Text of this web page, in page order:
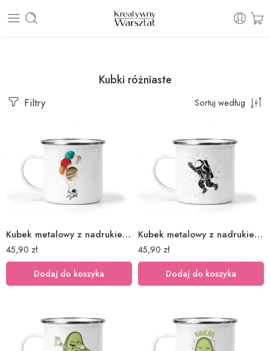
E: sklep@kreatywnywarsztat.pl | T: +48 530 933 786
Kubki różniaste
Filtry Sortuj według
Kubek metalowy z nadrukiem astronauta balony
45,90 zł
Dodaj do koszyka
Kubek metalowy z nadrukiem astronauta gwiazdy
45,90 zł
Dodaj do koszyka